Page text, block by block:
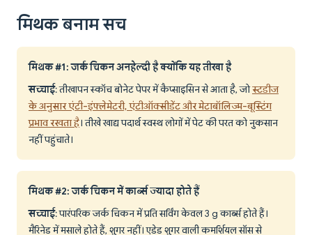
मिथक बनाम सच
मिथक #1: जर्क चिकन अनहेल्दी है क्योंकि यह तीखा है
सच्चाई: तीखापन स्कॉच बोनेट पेपर में कैप्साइसिन से आता है, जोस्टडीज
के अनुसार एंटी-इंफ्लेमेटरी, एंटीऑक्सीडेंट और मेटाबॉलिज्म-बूस्टिंग
प्रभाव रखता है। तीखे खाद्य पदार्थ स्वस्थ लोगों में पेट की परत को नुकसान
नहीं पहुंचाते।
मिथक #2: जर्क चिकन में कार्ब्स ज्यादा होते हैं
सच्चाई: पारंपरिक जर्क चिकन में प्रति सर्विंग केवल 3 g कार्ब्स होते हैं।
मैरिनेड में मसाले होते हैं, शुगर नहीं। एडेड शुगर वाली कमर्शियल सॉस से